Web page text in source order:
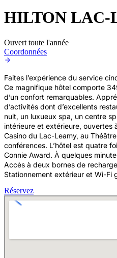
HILTON LAC-
Ouvert toute l'année
Coordonnées
Faites l’expérience du service
Ce magnifique hôtel comporte
d’un confort remarquables.
d’activités dont d’excellents
nuit, un luxueux spa, un centre
intérieure et extérieure, ouvertes
Casino du Lac-Leamy, au
conférences. L’hôtel est quatre
Connie Award. À quelques
Accès à deux bornes de
Stationnement extérieur et Wi-Fi
Réservez